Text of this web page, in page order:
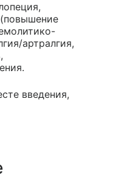
артралгия,
введения,